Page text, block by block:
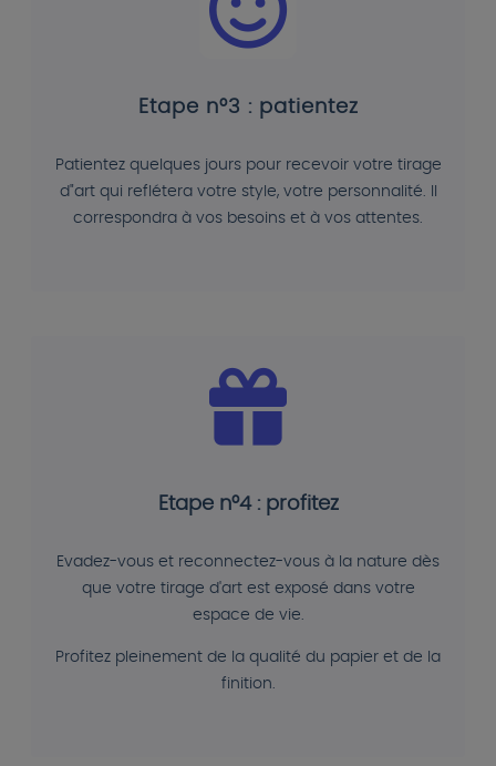
Etape n°3 : patientez
Patientez quelques jours pour recevoir votre tirage
d"art qui reflétera votre style, votre personnalité. Il
correspondra à vos besoins et à vos attentes.
Etape n°4 : profitez
Evadez-vous et reconnectez-vous à la nature dès
que votre tirage d'art est exposé dans votre
espace de vie.
Profitez pleinement de la qualité du papier et de la
finition.